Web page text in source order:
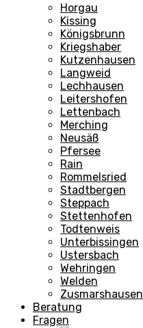
Horgau
Kissing
Königsbrunn
Kriegshaber
Kutzenhausen
Langweid
Lechhausen
Leitershofen
Lettenbach
Merching
Neusäß
Pfersee
Rain
Rommelsried
Stadtbergen
Steppach
Stettenhofen
Todtenweis
Unterbissingen
Ustersbach
Wehringen
Welden
Zusmarshausen
Beratung
Fragen